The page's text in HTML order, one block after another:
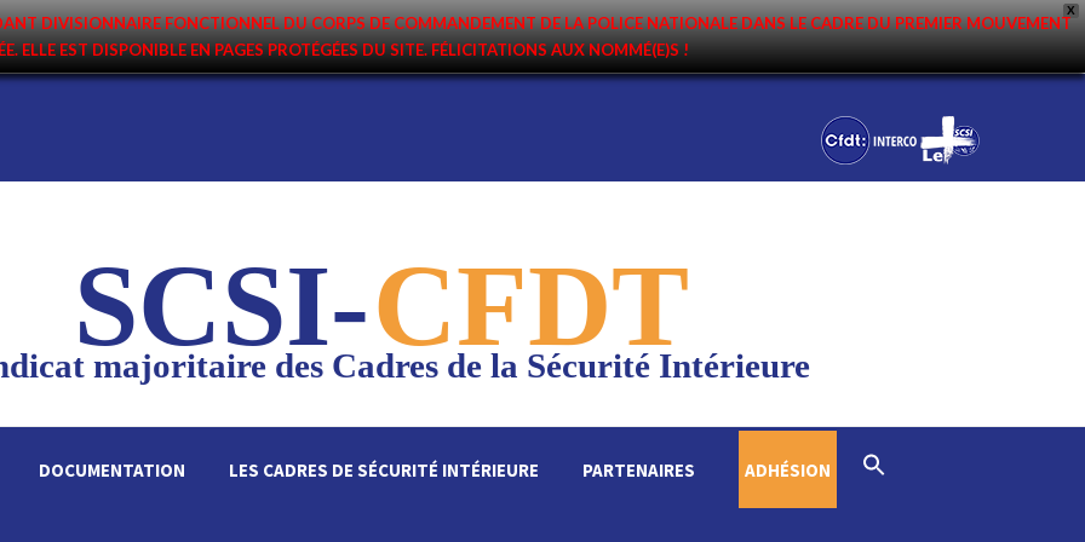
X
DIVISIONNAIRE FONCTIONNEL DU CORPS DE COMMANDEMENT DE LA POLICE NATIONALE DANS LE CADRE DU PREMIER MOUVEMENT
ELLE EST DISPONIBLE EN PAGES PROTÉGÉES DU SITE. FÉLICITATIONS AUX NOMMÉ(E)S !
SCSI-CFDT
majoritaire des Cadres de la Sécurité Intérieure
DOCUMENTATION LES CADRES DE SÉCURITÉ INTÉRIEURE PARTENAIRES ADHÉSION